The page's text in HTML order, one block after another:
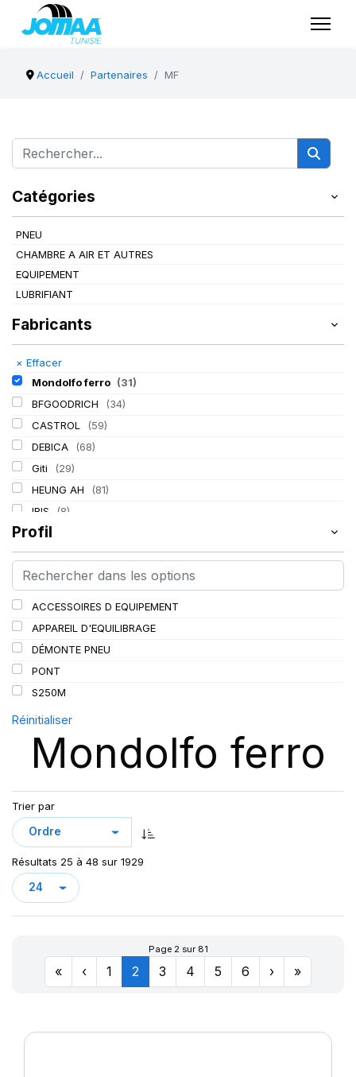
Accueil Partenaires MF
Catégories
PNEU
CHAMBRE A AIR ET AUTRES
EQUIPEMENT
LUBRIFIANT
Fabricants
× Effacer
Mondolfo ferro (31)
BFGOODRICH
(34)
CASTROL
(59)
DEBICA
(68)
Giti
(29)
HEUNG AH
(81)
IRIS
(8)
ITALMATIC
KLEBER (116)
LASSA (174)
SIOC (23)
SPEEDWAYS
(64)
STICA
(3)
TIGAR (24)
Profil
ACCESSOIRES D EQUIPEMENT
APPAREIL D'EQUILIBRAGE
DÉMONTE PNEU
PONT
S250M
Réinitialiser
Mondolfo ferro
Trier par
Résultats 25 à 48 sur 1929
Page 2 sur 81
« ‹ 1 2 3 4 5 6 › »